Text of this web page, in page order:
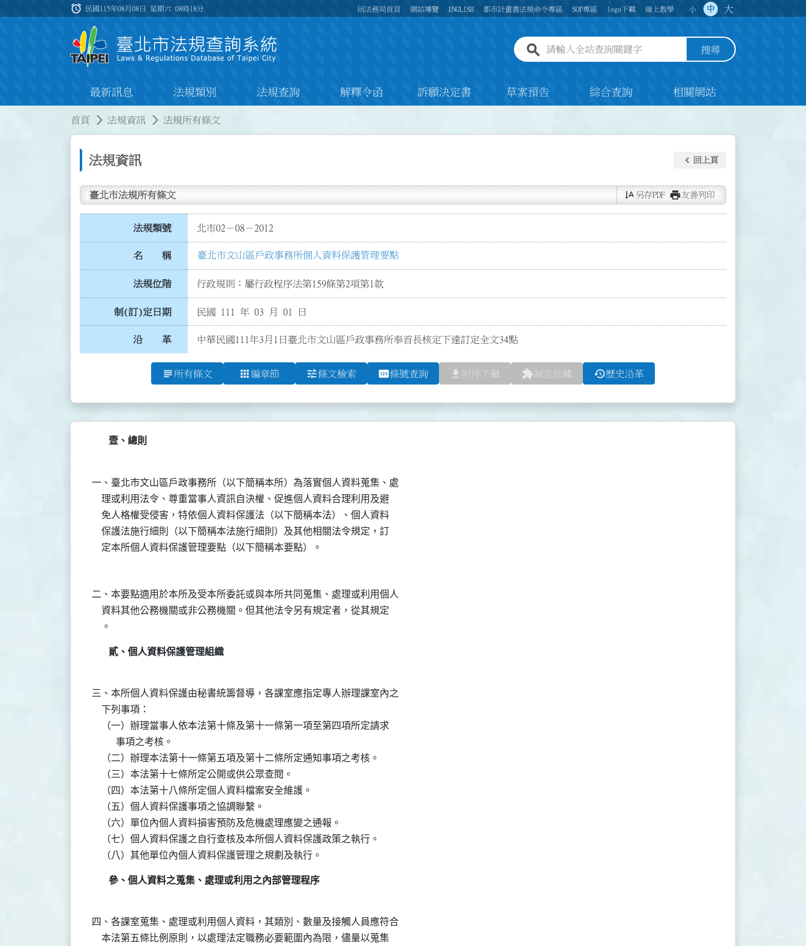
:::
alarm 民國115年08月08日 星期六08時18分 回法務局首頁 網站導覽 ENGLISH 都市計畫書法規命令專區 SOP專區 logo下載 線上教學 小 中 大
全站查詢關鍵字欄位 搜尋
最新訊息 法規類別 法規查詢 解釋令函 訴願決定書 草案預告 綜合查詢 相關網站
首頁 法規資訊 法規所有條文
法規資訊 keyboard_arrow_left 回上頁
臺北市法規所有條文 text_rotate_vertical 另存PDF print友善列印
法規類號 北市02－08－2012
名 稱 臺北市文山區戶政事務所個人資料保護管理要點
法規位階 行政規則：屬行政程序法第159條第2項第1款
制(訂)定日期 民國 111 年 03 月 01 日
沿 革 中華民國111年3月1日臺北市文山區戶政事務所奉首長核定下達訂定全文34點
subject 所有條文 apps 編章節 tune條文檢索 pin條號查詢 file_download 附件下載 extension制定依據 history歷史沿革
壹、總則
一、臺北市文山區戶政事務所（以下簡稱本所）為落實個人資料蒐集、處
    理或利用法令、尊重當事人資訊自決權、促進個人資料合理利用及避
    免人格權受侵害，特依個人資料保護法（以下簡稱本法）、個人資料
    保護法施行細則（以下簡稱本法施行細則）及其他相關法令規定，訂
二、本要點適用於本所及受本所委託或與本所共同蒐集、處理或利用個人
    資料其他公務機關或非公務機關。但其他法令另有規定者，從其規定
貳、個人資料保護管理組織
三、本所個人資料保護由秘書統籌督導，各課室應指定專人辦理課室內之
    下列事項：
    （一）辦理當事人依本法第十條及第十一條第一項至第四項所定請求
          事項之考核。
    （二）辦理本法第十一條第五項及第十二條所定通知事項之考核。
    （三）本法第十七條所定公開或供公眾查閱。
    （四）本法第十八條所定個人資料檔案安全維護。
    （五）個人資料保護事項之協調聯繫。
    （六）單位內個人資料損害預防及危機處理應變之通報。
    （七）個人資料保護之自行查核及本所個人資料保護政策之執行。
參、個人資料之蒐集、處理或利用之內部管理程序
四、各課室蒐集、處理或利用個人資料，其類別、數量及接觸人員應符合
    本法第五條比例原則，以處理法定職務必要範圍內為限，儘量以蒐集